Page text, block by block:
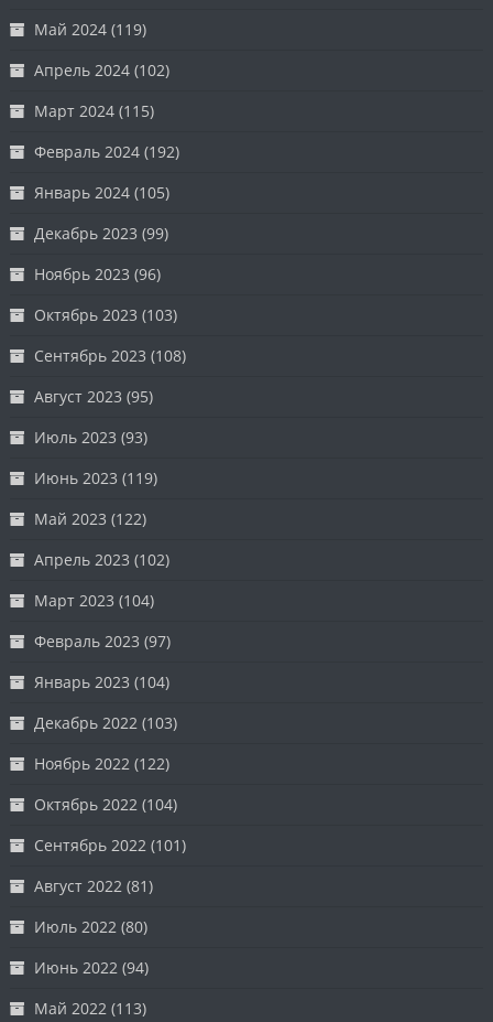
Май 2024 (119)
Апрель 2024 (102)
Март 2024 (115)
Февраль 2024 (192)
Январь 2024 (105)
Декабрь 2023 (99)
Ноябрь 2023 (96)
Октябрь 2023 (103)
Сентябрь 2023 (108)
Август 2023 (95)
Июль 2023 (93)
Июнь 2023 (119)
Май 2023 (122)
Апрель 2023 (102)
Март 2023 (104)
Февраль 2023 (97)
Январь 2023 (104)
Декабрь 2022 (103)
Ноябрь 2022 (122)
Октябрь 2022 (104)
Сентябрь 2022 (101)
Август 2022 (81)
Июль 2022 (80)
Июнь 2022 (94)
Май 2022 (113)